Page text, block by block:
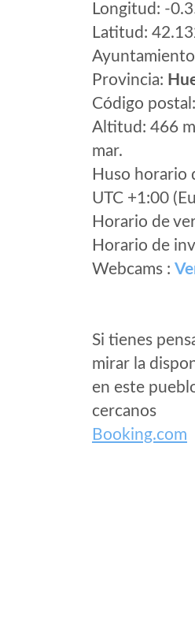
Longitud: -
Latitud:
Provincia:
Código postal:
Altitud: 466
mar.
Huso horario
UTC +1:00
Horario de
Horario de
Webcams :
Si tienes
mirar la
en este
cercanos
Booking.com